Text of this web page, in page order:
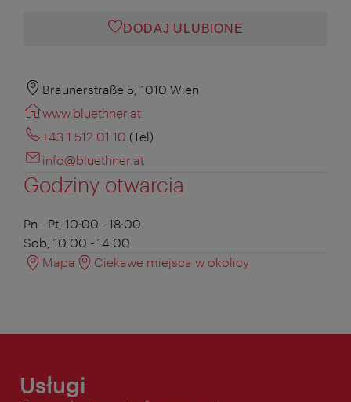
DODAJ ULUBIONE
Bräunerstraße 5, 1010 Wien
www.bluethner.at
+43 1 512 01 10 (Tel)
info@bluethner.at
Godziny otwarcia
Pn - Pt, 10:00 - 18:00
Sob, 10:00 - 14:00
Mapa
Ciekawe miejsca w okolicy
Usługi